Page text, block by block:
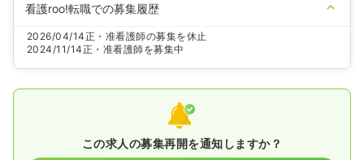
看護roo!転職での募集履歴
2026/04/14正・准看護師の募集を休止
2024/11/14正・准看護師を募集中
この求人の募集再開を通知しますか？